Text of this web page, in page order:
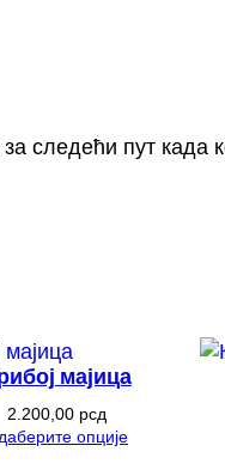
следећи пут када
мајица
2.200,00 рсд
опције